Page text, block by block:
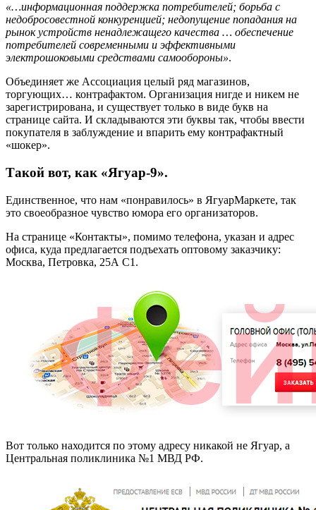
«…информационная поддержка потребителей; борьба с
недобросовестной конкуренцией; недопущение попадания на
рынок устройств ненадлежащего качества … обеспечение
потребителей современными и эффективными
электрошоковыми средствами самообороны».
Объединяет же Ассоциация целый ряд магазинов,
торгующих… контрафактом. Организация нигде и никем не
зарегистрирована, и существует только в виде букв на
странице сайта. И складываются эти буквы так, чтобы ввести
покупателя в заблуждение и впарить ему контрафактный
«шокер».
Такой вот, как «Ягуар-9».
Единственное, что нам «понравилось» в ЯгуарМаркете, так
это своеобразное чувство юмора его организаторов.
На странице «Контакты», помимо телефона, указан и адрес
офиса, куда предлагается подъехать оптовому заказчику:
Москва, Петровка, 25А С1.
Вот только находится по этому адресу никакой не Ягуар, а
Центральная поликлиника №1 МВД РФ.